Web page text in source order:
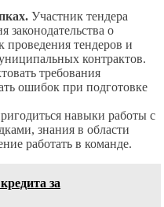
Участник тендера
законодательства о
проведения тендеров и
контрактов.
требования
ошибок при подготовке
навыки работы с
знания в области
работать в команде.
за